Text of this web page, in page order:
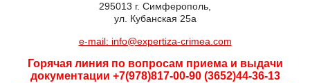
295013 г. Симферополь,
ул. Кубанская 25а
e-mail: info@expertiza-crimea.com
Горячая линия по вопросам приема и выдачи
документации +7(978)817-00-90 (3652)44-36-13